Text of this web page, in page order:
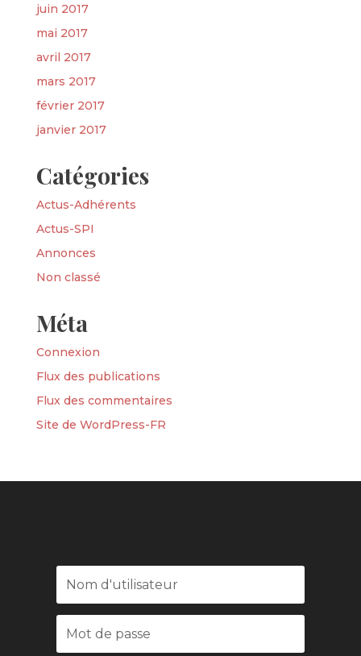
juin 2017
mai 2017
avril 2017
mars 2017
février 2017
janvier 2017
Catégories
Actus-Adhérents
Actus-SPI
Annonces
Non classé
Méta
Connexion
Flux des publications
Flux des commentaires
Site de WordPress-FR